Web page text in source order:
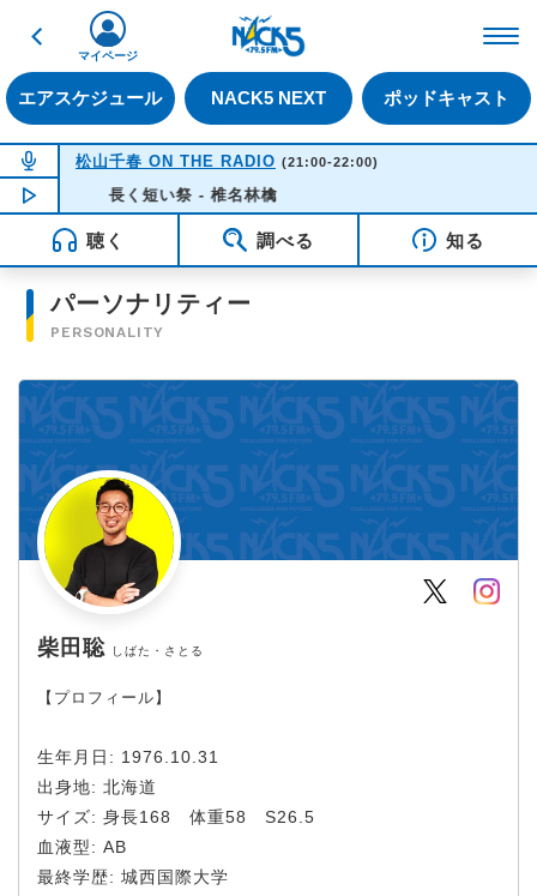
戻る
エアスケジュール NACK5 NEXT ポッドキャスト
マイページ
NOW ON AIR
松山千春 ON THE RADIO (21:00-22:00)
NOW PLAYING16:35
長く短い祭 - 椎名林檎
聴く 調べる 知る
パーソナリティー
PERSONALITY
Twitter
柴田聡 しばた・さとる
【プロフィール】
生年月日: 1976.10.31
出身地: 北海道
サイズ: 身長168 体重58 S26.5
血液型: AB
最終学歴: 城西国際大学